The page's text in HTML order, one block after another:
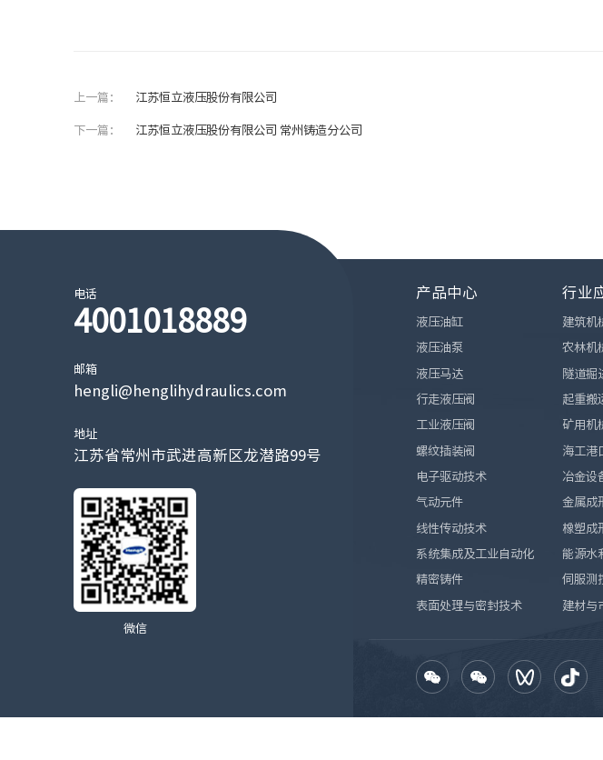
上一篇： 江苏恒立液压股份有限公司
下一篇： 江苏恒立液压股份有限公司 常州铸造分公司
电话
4001018889
邮箱
hengli@henglihydraulics.com
地址
江苏省常州市武进高新区龙潜路99号
微信
产品中心
液压油缸
液压油泵
液压马达
行走液压阀
工业液压阀
螺纹插装阀
电子驱动技术
气动元件
线性传动技术
系统集成及工业自动化
精密铸件
表面处理与密封技术
行业
建筑机
农林机
隧道掘
起重搬
矿用机
海工港
冶金设
金属成
橡塑成
能源水
伺服测
建材与